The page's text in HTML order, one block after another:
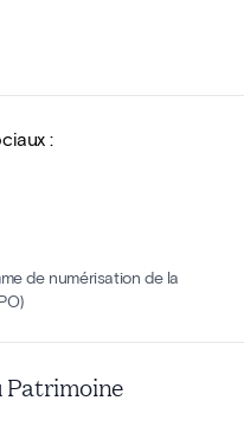
:
de numérisation de la